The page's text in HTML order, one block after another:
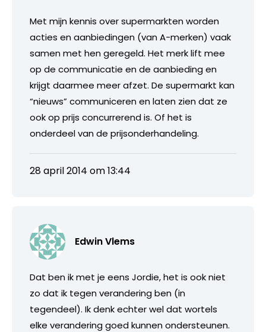
Met mijn kennis over supermarkten worden
acties en aanbiedingen (van A-merken) vaak
samen met hen geregeld. Het merk lift mee
op de communicatie en de aanbieding en
krijgt daarmee meer afzet. De supermarkt kan
“nieuws” communiceren en laten zien dat ze
ook op prijs concurrerend is. Of het is
onderdeel van de prijsonderhandeling.
28 april 2014 om 13:44
Edwin Vlems
Dat ben ik met je eens Jordie, het is ook niet
zo dat ik tegen verandering ben (in
tegendeel). Ik denk echter wel dat wortels
elke verandering goed kunnen ondersteunen.